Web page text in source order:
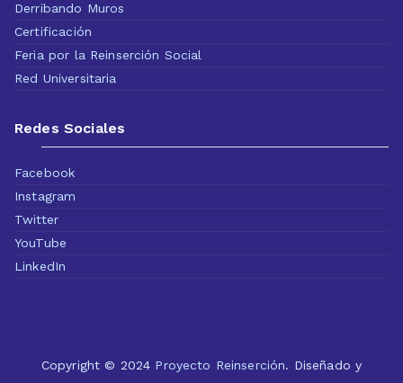
Derribando Muros
Certificación
Feria por la Reinserción Social
Red Universitaria
Redes Sociales
Facebook
Instagram
Twitter
YouTube
LinkedIn
Copyright © 2024 Proyecto Reinserción. Diseñado y